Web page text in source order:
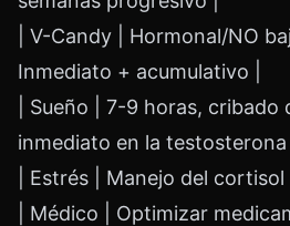
| V-Candy | Hormonal/NO
Inmediato + acumulativo |
| Sueño | 7-9 horas,
inmediato en la testosterona |
| Estrés | Manejo del cortisol
| Médico | Optimizar